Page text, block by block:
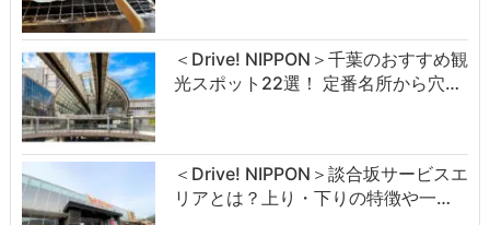
＜Drive! NIPPON＞千葉のおすすめ観
光スポット22選！ 定番名所から穴…
＜Drive! NIPPON＞談合坂サービスエ
リアとは？上り・下りの特徴や一…